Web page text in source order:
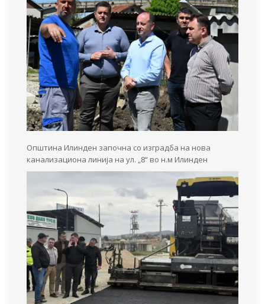
Општина Илинден започна со изградба на нова
канализациона линија на ул. „8“ во н.м Илинден